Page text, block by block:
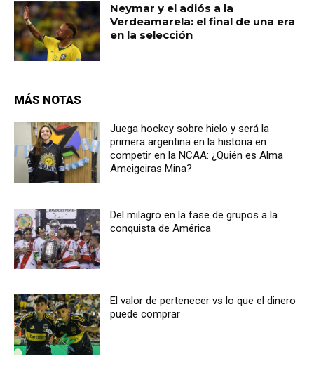
Neymar y el adiós a la
Verdeamarela: el final de una era
en la selección
MÁS NOTAS
Juega hockey sobre hielo y será la
primera argentina en la historia en
competir en la NCAA: ¿Quién es Alma
Ameigeiras Mina?
Del milagro en la fase de grupos a la
conquista de América
El valor de pertenecer vs lo que el dinero
puede comprar